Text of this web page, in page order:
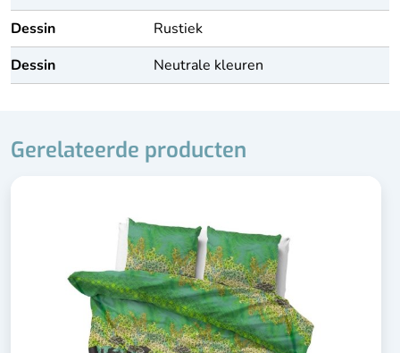
Dessin
Rustiek
Dessin
Neutrale kleuren
Gerelateerde producten